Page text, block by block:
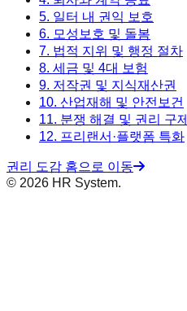
5. 일터 내 권익 보호
6. 모성보호 및 돌봄
7. 법적 지위 및 행정 절차
8. 세금 및 4대 보험
9. 저작권 및 지식재산권
10. 산업재해 및 안전보건
11. 분쟁 해결 및 권리 구제
12. 프리랜서·플랫폼 특화
권리 도감 홈으로 이동
© 2026 HR System.